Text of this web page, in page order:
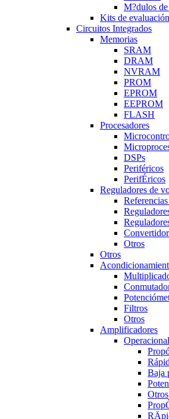
M?dulos de
Kits de evaluación
Circuitos Integrados
Memorias
SRAM
DRAM
NVRAM
PROM
EPROM
EEPROM
FLASH
Procesadores
DSPs
Periféricos
PerifÉricos
Reguladores de
Otros
Otros
Filtros
Otros
Amplificadores
Baja
Otros